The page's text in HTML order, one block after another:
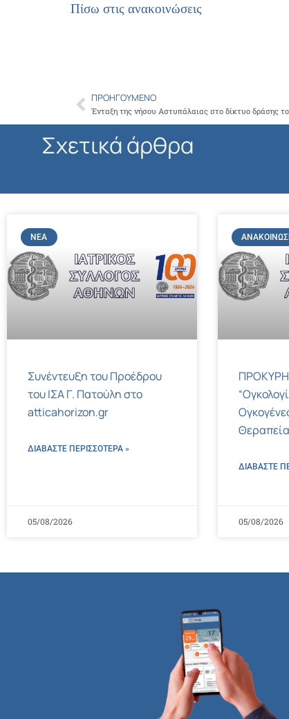
Πίσω στις ανακοινώσεις
Prev
ΠΡΟΗΓΟΎΜΕΝΟ
Ένταξη της νήσου Αστυπάλαιας στο δίκτυο δράσης
Σχετικά άρθρα
ΝΈΑ
Συνέντευξη του Προέδρου
του ΙΣΑ Γ. Πατούλη στο
atticahorizon.gr
ΔΙΑΒΑΣΤΕ ΠΕΡΙΣΣΌΤΕΡΑ »
05/08/2026
ΔΙΑΒΑΣΤΕ
05/08/2026